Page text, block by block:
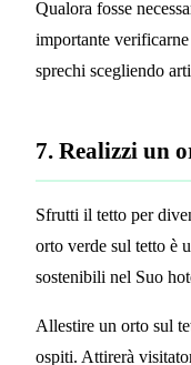
Qualora fosse
importante
sprechi scegliendo
7. Realizzi un
Sfrutti il tetto per
orto verde sul tetto è
sostenibili nel Suo
Allestire un orto sul
ospiti. Attirerà